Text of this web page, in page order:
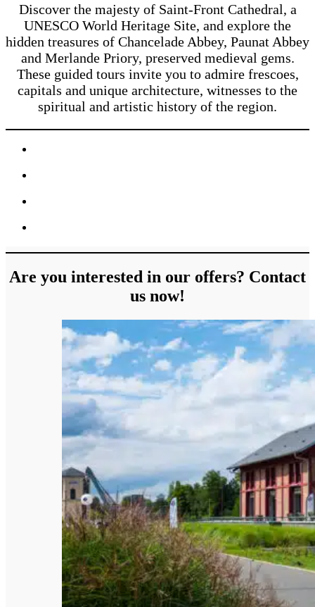
Discover the majesty of Saint-Front Cathedral, a
UNESCO World Heritage Site, and explore the
hidden treasures of Chancelade Abbey, Paunat Abbey
and Merlande Priory, preserved medieval gems.
These guided tours invite you to admire frescoes,
capitals and unique architecture, witnesses to the
spiritual and artistic history of the region.
Are you interested in our offers? Contact
us now!